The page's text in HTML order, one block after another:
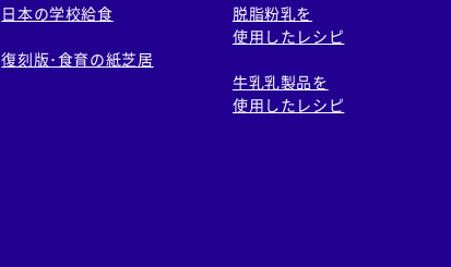
日本の学校給食
復刻版･食育の紙芝居
脱脂粉乳を
使用したレシピ
牛乳乳製品を
使用したレシピ